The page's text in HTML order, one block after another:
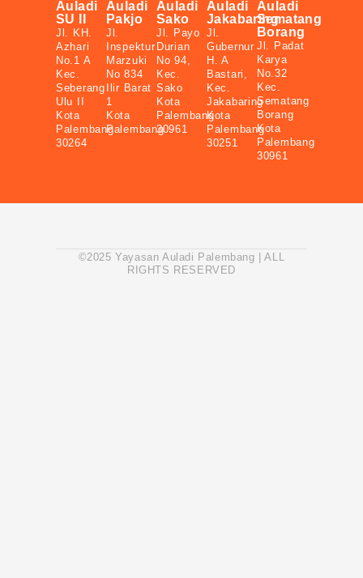
Auladi
SU II
Jl. KH.
Azhari
No.1 A
Kec.
Seberang
Ulu II
Kota
Palembang
30264
Auladi
Pakjo
Jl.
Inspektur
Marzuki
No 834
Ilir Barat
1
Kota
Palembang
Auladi
Sako
Jl. Payo
Durian
No 94,
Kec.
Sako
Kota
Palembang
30961
Auladi
Jakabaring
Jl.
Gubernur
H. A
Bastari,
Kec.
Jakabaring
Kota
Palembang
30251
Auladi
Sematang
Borang
Jl. Padat
Karya
No.32
Kec.
Sematang
Borang
Kota
Palembang
30961
©2025 Yayasan Auladi Palembang | ALL
RIGHTS RESERVED